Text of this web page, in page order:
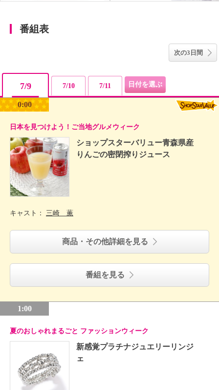
番組表
次の3日間
7/9 7/10 7/11
0:00
日本を見つけよう！ご当地グルメウィーク
ショップスターバリュー青森県産
りんごの密閉搾りジュース
キャスト： 三崎 薫
商品・その他詳細を見る
番組を見る
1:00
夏のおしゃれまるごと ファッションウィーク
新感覚プラチナジュエリーリンジ
ェ